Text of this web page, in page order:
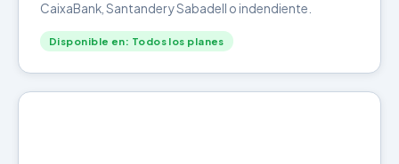
CaixaBank, Santander y Sabadell o indendiente.
Disponible en: Todos los planes